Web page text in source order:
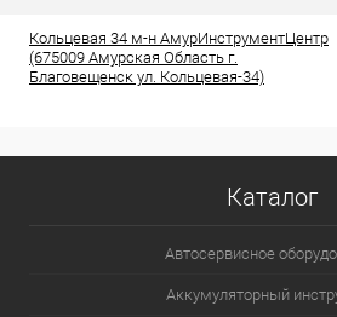
Кольцевая 34 м-н АмурИнструментЦентр
(675009 Амурская Область г.
Благовещенск ул. Кольцевая-34)
Каталог
Автосервисное
Аккумуляторный